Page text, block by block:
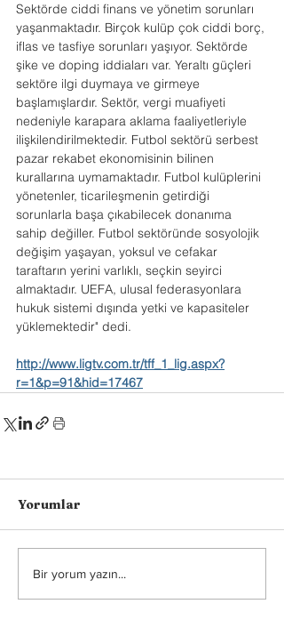
Sektörde ciddi finans ve yönetim sorunları
yaşanmaktadır. Birçok kulüp çok ciddi borç,
iflas ve tasfiye sorunları yaşıyor. Sektörde
şike ve doping iddiaları var. Yeraltı güçleri
sektöre ilgi duymaya ve girmeye
başlamışlardır. Sektör, vergi muafiyeti
nedeniyle karapara aklama faaliyetleriyle
ilişkilendirilmektedir. Futbol sektörü serbest
pazar rekabet ekonomisinin bilinen
kurallarına uymamaktadır. Futbol kulüplerini
yönetenler, ticarileşmenin getirdiği
sorunlarla başa çıkabilecek donanıma
sahip değiller. Futbol sektöründe sosyolojik
değişim yaşayan, yoksul ve cefakar
taraftarın yerini varlıklı, seçkin seyirci
almaktadır. UEFA, ulusal federasyonlara
hukuk sistemi dışında yetki ve kapasiteler
yüklemektedir" dedi.
http://www.ligtv.com.tr/tff_1_lig.aspx?
r=1&p=91&hid=17467
Yorumlar
Bir yorum yazın...